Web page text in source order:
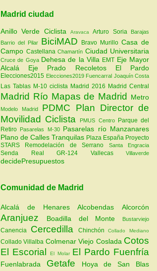
Madrid ciudad
Anillo Verde Ciclista AravacaArturo Soria
Barajas
Barrio del Pilar BiciMAD Bravo MurilloCasa de
Campo Castellana Chamartín Ciudad Universitaria
Cruce de Goya Dehesa de la Villa EMT Eje Mayor
Alcalá Eje Prado Recoletos El Pardo
Elecciones2015 Elecciones2019 Fuencarral Joaquín Costa
Las Tablas M-10 ciclista Madrid 2016 Madrid Central
Madrid Río Mapas de Madrid Metro
Modelo Madrid PDMC Plan Director de
Movilidad Ciclista
PMUS Centro Parque del
Retiro Pasarelas M-30 Pasarelas río Manzanares
Plano de Calles Tranquilas Plaza España Proyecto
STARS Remodelación de Serrano Santa Engracia
Senda Real GR-124 Vallecas Villaverde
decidePresupuestos
Comunidad de Madrid
Alcalá de HenaresAlcobendas Alcorcón
Aranjuez Boadilla del Monte Bustarviejo
Canencia Cercedilla ChinchónCollado Mediano
Collado Villalba Colmenar Viejo Coslada Cotos
El EscorialEl Molar El Pardo Fuenfría
Fuenlabrada Getafe Hoya de San Blas